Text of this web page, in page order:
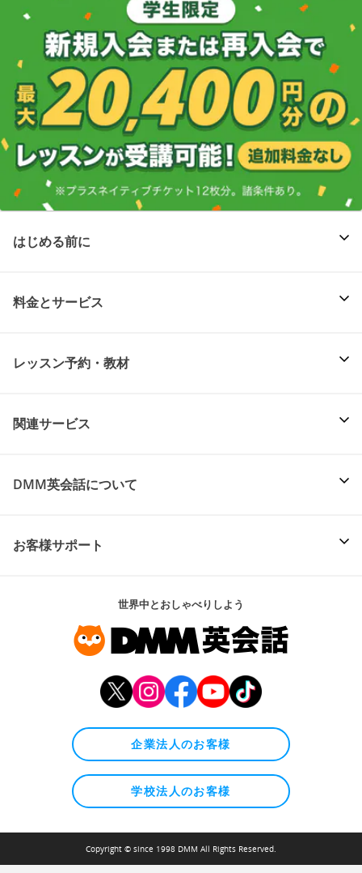
はじめる前に
料金とサービス
レッスン予約・教材
関連サービス
DMM英会話について
お客様サポート
世界中とおしゃべりしよう
企業法人のお客様
学校法人のお客様
Copyright © since 1998 DMM All Rights Reserved.